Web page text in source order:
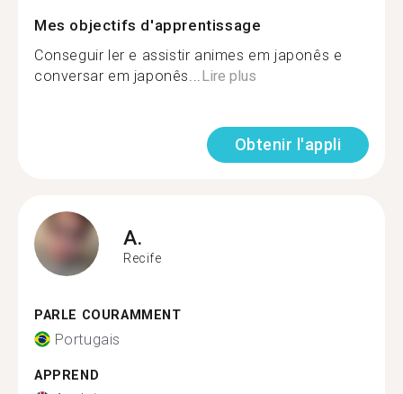
Mes objectifs d'apprentissage
Conseguir ler e assistir animes em japonês e
conversar em japonês...Lire plus
Obtenir l'appli
A.
Recife
PARLE COURAMMENT
Portugais
APPREND